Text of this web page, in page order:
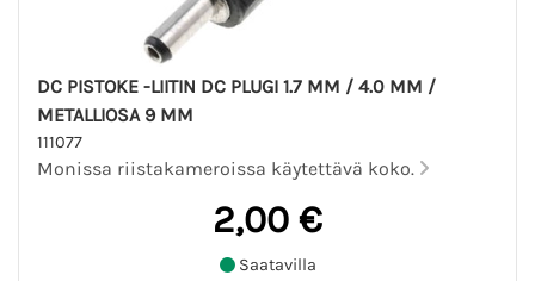
DC PISTOKE -LIITIN DC PLUGI 1.7 MM / 4.0 MM /
METALLIOSA 9 MM
111077
Monissa riistakameroissa käytettävä koko.
2,00 €
Saatavilla